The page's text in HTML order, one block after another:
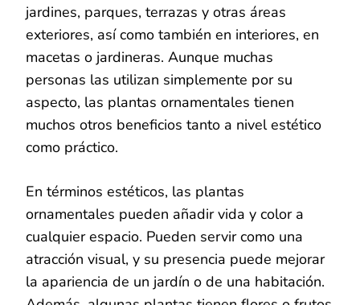
jardines, parques, terrazas y otras áreas
exteriores, así como también en interiores, en
macetas o jardineras. Aunque muchas
personas las utilizan simplemente por su
aspecto, las plantas ornamentales tienen
muchos otros beneficios tanto a nivel estético
como práctico.
En términos estéticos, las plantas
ornamentales pueden añadir vida y color a
cualquier espacio. Pueden servir como una
atracción visual, y su presencia puede mejorar
la apariencia de un jardín o de una habitación.